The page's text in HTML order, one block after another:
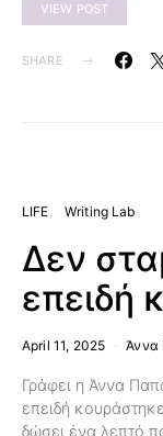
VIEW POST
SHARE
LIFE Writing Lab
Δεν
επειδή
April 11, 2025 Άννα
Γράφει η Άννα
επειδή
δώσει ένα λεπτό